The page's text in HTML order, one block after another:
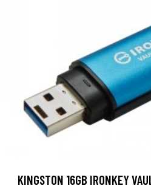
KINGSTON 16GB IRONKEY